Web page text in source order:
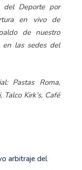
del Deporte por
en vivo de
de nuestro
en las sedes del
Pastas Roma,
Kirk’s, Café
arbitraje del